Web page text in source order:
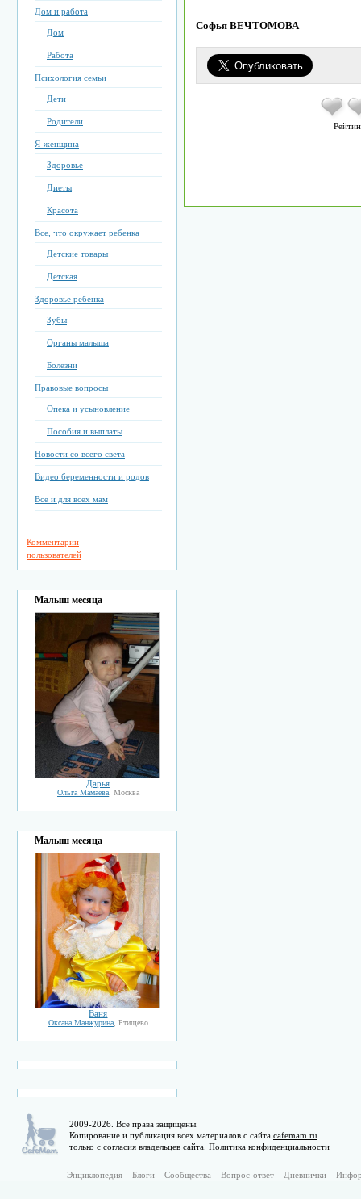
Дом и работа
Дом
Работа
Психология семьи
Дети
Родители
Я-женщина
Здоровье
Диеты
Красота
Все, что окружает ребенка
Детские товары
Детская
Здоровье ребенка
Зубы
Органы малыша
Болезни
Правовые вопросы
Опека и усыновление
Пособия и выплаты
Новости со всего света
Видео беременности и родов
Все и для всех мам
Комментарии
пользователей
Малыш месяца
Дарья
Ольга Мамаева , Москва
Малыш месяца
Ваня
Оксана Манжурина, Ртищево
Софья ВЕЧТОМОВА
2009-2026. Все права защищены.
Копирование и публикация всех материалов с сайта cafemam.ru
только с согласия владельцев сайта. Политика конфиденциальности
Энциклопедия – Блоги – Сообщества – Вопрос-ответ – Дневнички –